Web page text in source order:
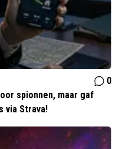
0
spionnen, maar gaf
via Strava!